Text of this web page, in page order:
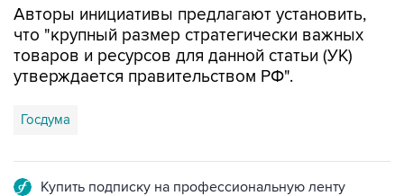
товаров и ресурсов для данной статьи (УК)
утверждается правительством РФ".
Госдума
Подписаться на рассылку главных новостей сайта